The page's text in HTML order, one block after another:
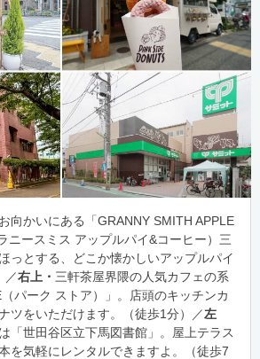
向かいにある「GRANNY SMITH APPLE
ニースミス アップルパイ&コーヒー）三
っとする、どこか懐かしいアップルパイ
／右上・ 三軒茶屋界隈の人気カフェの系
パーク ストア）」。店頭のキッチンカ
ツをいただけます。（徒歩1分）／左
「世田谷区立下馬図書館」。屋上テラス
を気軽にレンタルできますよ。（徒歩7